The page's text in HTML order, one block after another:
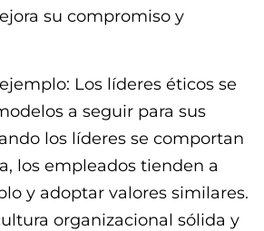
su compromiso y
Los líderes éticos se
a seguir para sus
los líderes se comportan
los empleados tienden a
y adoptar valores similares.
organizacional sólida y